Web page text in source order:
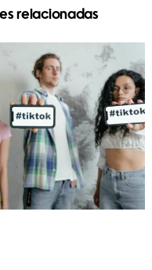
relacionadas
aplicaciones
de video
crear
en
TikTok